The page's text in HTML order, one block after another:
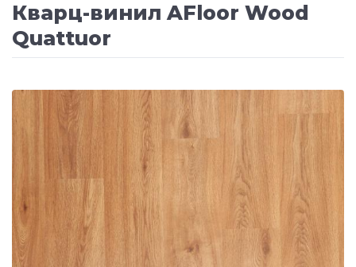
Кварц-винил AFloor Wood
Quattuor